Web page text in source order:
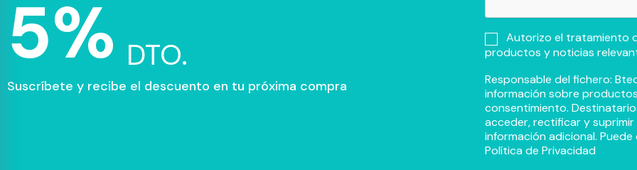
5% DTO.
Suscríbete y recibe el descuento en tu próxima compra
Autorizo el tratamiento
productos y noticias
Responsable del fichero:
información sobre
consentimiento.
acceder, rectificar y
información adicional.
Política de Privacidad